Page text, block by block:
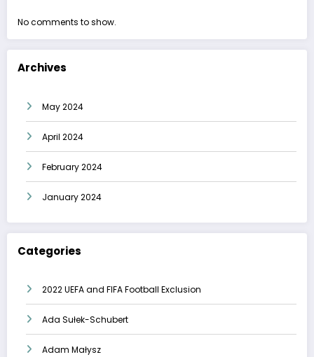
No comments to show.
Archives
May 2024
April 2024
February 2024
January 2024
Categories
2022 UEFA and FIFA Football Exclusion
Ada Sułek-Schubert
Adam Małysz